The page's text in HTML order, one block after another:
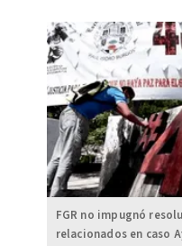
FGR no impugnó
relacionados en caso